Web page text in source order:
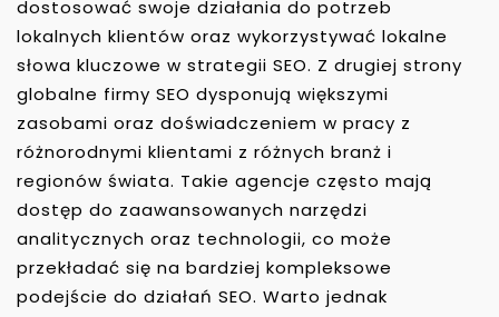
dostosować swoje działania do potrzeb
lokalnych klientów oraz wykorzystywać lokalne
słowa kluczowe w strategii SEO. Z drugiej strony
globalne firmy SEO dysponują większymi
zasobami oraz doświadczeniem w pracy z
różnorodnymi klientami z różnych branż i
regionów świata. Takie agencje często mają
dostęp do zaawansowanych narzędzi
analitycznych oraz technologii, co może
przekładać się na bardziej kompleksowe
podejście do działań SEO. Warto jednak